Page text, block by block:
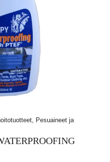
Pesuaineet ja